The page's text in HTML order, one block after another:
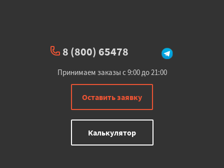
8 (800) 65478
Принимаем заказы с 9:00 до 21:00
Оставить заявку
Калькулятор